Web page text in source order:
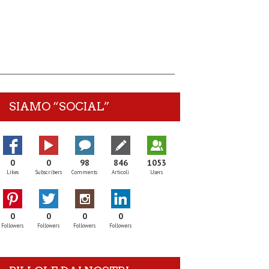
SIAMO “SOCIAL”
0
Likes
0
Subscribers
98
Comments
846
Articoli
1053
Users
0
Followers
0
Followers
0
Followers
0
Followers